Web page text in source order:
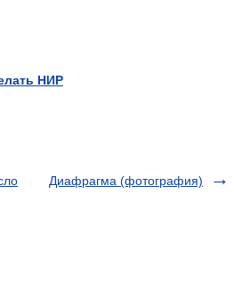
НИР
Диафрагма (фотография)